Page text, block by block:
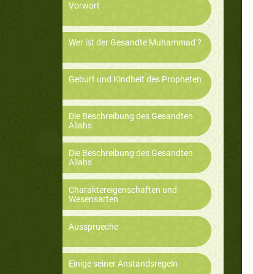
Vorwort
Wer ist der Gesandte Muhammad ?
Geburt und Kindheit des Propheten
Die Beschreibung des Gesandten
Allahs
Die Beschreibung des Gesandten
Allahs
Charaktereigenschaften und
Wesensarten
Aussprueche
Einige seiner Anstandsregeln